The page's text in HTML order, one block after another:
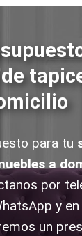
para tu
a
por
y
un